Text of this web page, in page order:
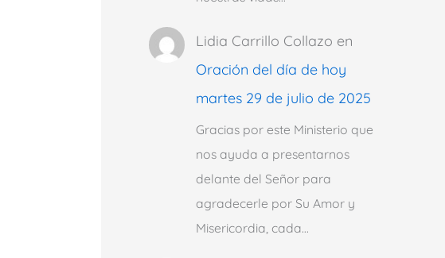
Lidia Carrillo Collazo en
Oración del día de hoy
martes 29 de julio de 2025
Gracias por este Ministerio que
nos ayuda a presentarnos
delante del Señor para
agradecerle por Su Amor y
Misericordia, cada…